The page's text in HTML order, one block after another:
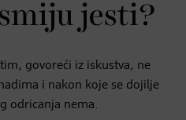
jesti?
govoreći iz iskustva, ne
i nakon koje se dojilje
odricanja nema.